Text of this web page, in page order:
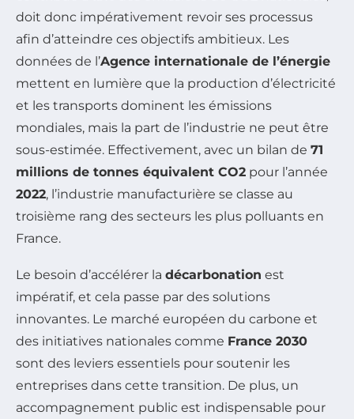
doit donc impérativement revoir ses processus
afin d’atteindre ces objectifs ambitieux. Les
données de l’Agence internationale de l’énergie
mettent en lumière que la production d’électricité
et les transports dominent les émissions
mondiales, mais la part de l’industrie ne peut être
sous-estimée. Effectivement, avec un bilan de 71
millions de tonnes équivalent CO2 pour l’année
2022, l’industrie manufacturière se classe au
troisième rang des secteurs les plus polluants en
France.
Le besoin d’accélérer la décarbonation est
impératif, et cela passe par des solutions
innovantes. Le marché européen du carbone et
des initiatives nationales comme France 2030
sont des leviers essentiels pour soutenir les
entreprises dans cette transition. De plus, un
accompagnement public est indispensable pour